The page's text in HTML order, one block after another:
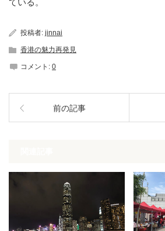
ている。
投稿者: jinnai
香港の魅力再発見
コメント: 0
前の記事